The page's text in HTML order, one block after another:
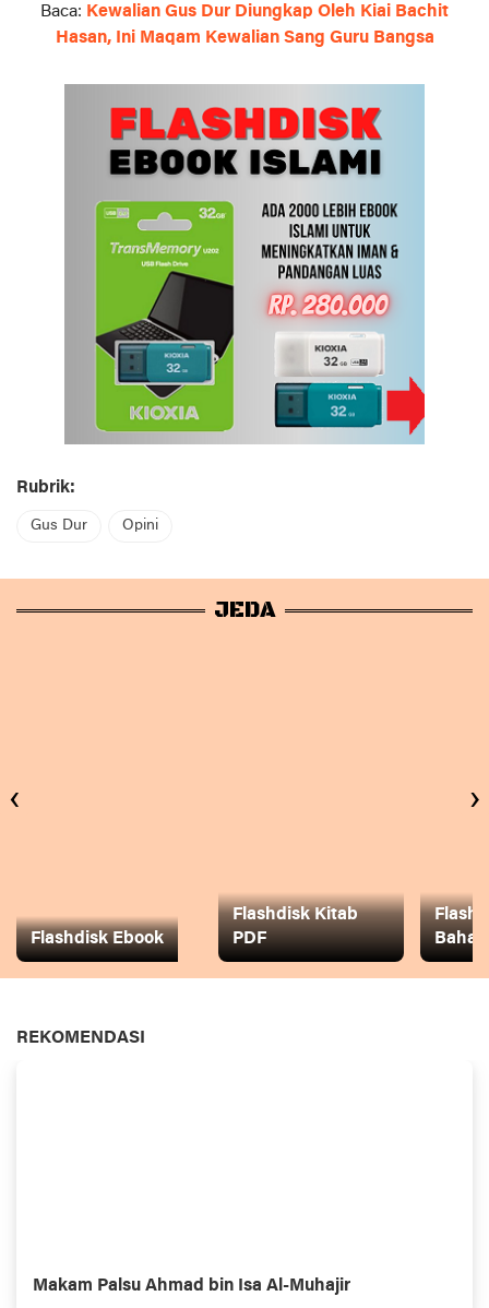
Baca: Kewalian Gus Dur Diungkap Oleh Kiai Bachit
Hasan, Ini Maqam Kewalian Sang Guru Bangsa
Rubrik:
Gus Dur Opini
JEDA
Flashdisk Ebook
Flashdisk Kitab
PDF
Baha
‹ ›
REKOMENDASI
Makam Palsu Ahmad bin Isa Al-Muhajir